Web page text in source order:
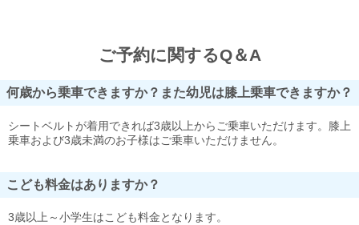
ご予約に関するQ＆A
何歳から乗車できますか？また幼児は膝上乗車できますか？
シートベルトが着用できれば3歳以上からご乗車いただけます。膝上
乗車および3歳未満のお子様はご乗車いただけません。
こども料金はありますか？
3歳以上～小学生はこども料金となります。